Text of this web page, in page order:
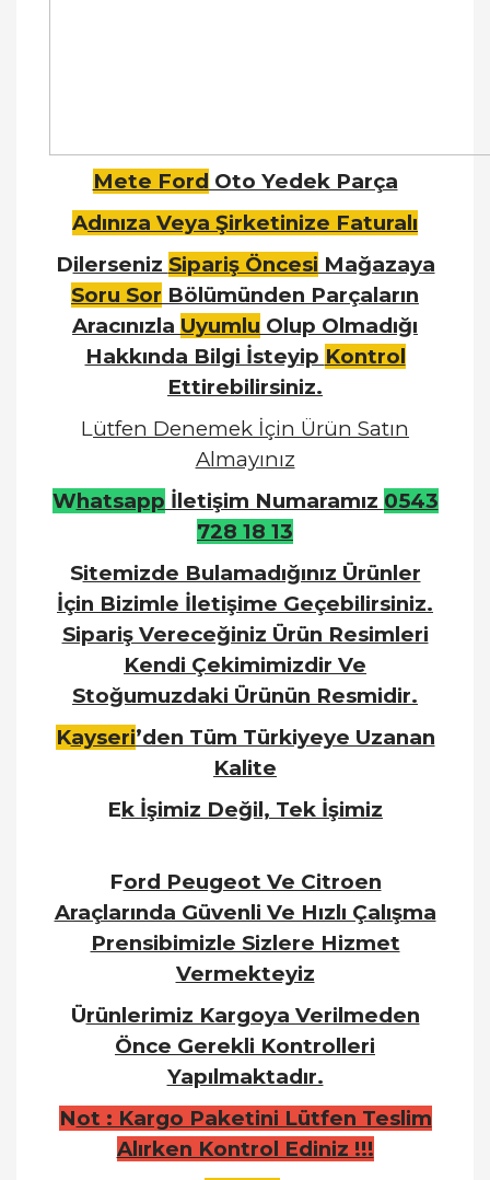
Mete Ford Oto Yedek Parça
Adınıza Veya Şirketinize Faturalı
Dilerseniz Sipariş Öncesi Mağazaya
Soru Sor Bölümünden Parçaların
Aracınızla Uyumlu Olup Olmadığı
Hakkında Bilgi İsteyip Kontrol
Ettirebilirsiniz.
Lütfen Denemek İçin Ürün Satın
Almayınız
Whatsapp İletişim Numaramız 0543
728 18 13
Sitemizde Bulamadığınız Ürünler
İçin Bizimle İletişime Geçebilirsiniz.
Sipariş Vereceğiniz Ürün Resimleri
Kendi Çekimimizdir Ve
Stoğumuzdaki Ürünün Resmidir.
Kayseri’den Tüm Türkiyeye Uzanan
Kalite
Ek İşimiz Değil, Tek İşimiz
Ford Peugeot Ve Citroen
Araçlarında Güvenli Ve Hızlı Çalışma
Prensibimizle Sizlere Hizmet
Vermekteyiz
Ürünlerimiz Kargoya Verilmeden
Önce Gerekli Kontrolleri
Yapılmaktadır.
Not : Kargo Paketini Lütfen Teslim
Alırken Kontrol Ediniz !!!